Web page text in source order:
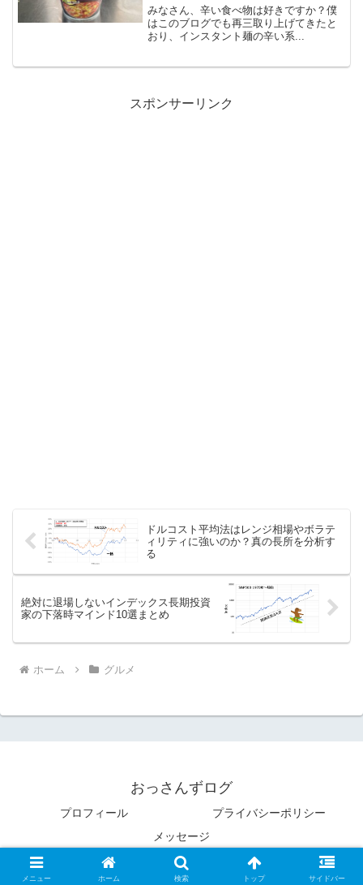
みなさん、辛い食べ物は好きですか？僕
はこのブログでも再三取り上げてきたと
おり、インスタント麺の辛い系...
スポンサーリンク
ドルコスト平均法はレンジ相場やボラテ
ィリティに強いのか？真の長所を分析す
る
絶対に退場しないインデックス長期投資
家の下落時マインド10選まとめ
ホーム グルメ
おっさんずログ
プロフィール
プライバシーポリシー
メッセージ
© 2019 おっさんずログ.
メニュー ホーム 検索 トップ サイドバー